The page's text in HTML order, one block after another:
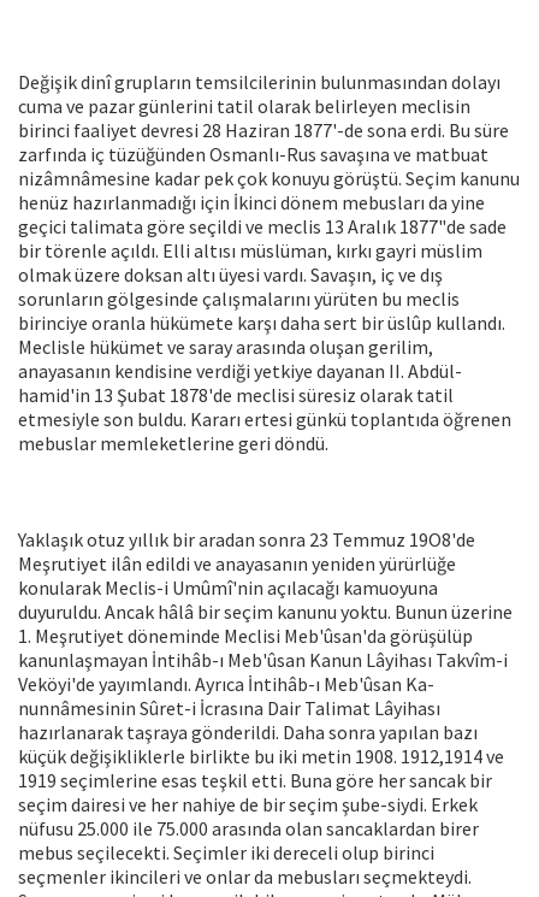
Değişik dinî grupların temsilcilerinin bulunmasından dolayı
cuma ve pazar günlerini tatil olarak belirleyen meclisin
birinci faaliyet devresi 28 Haziran 1877'-de sona erdi. Bu süre
zarfında iç tüzüğün­den Osmanlı-Rus savaşına ve matbuat
nizâmnâmesine kadar pek çok konuyu görüştü. Seçim kanunu
henüz hazırlan­madığı için İkinci dönem mebusları da yi­ne
geçici talimata göre seçildi ve meclis 13 Aralık 1877"de sade
bir törenle açıldı. Elli altısı müslüman, kırkı gayri müslim
olmak üzere doksan altı üyesi vardı. Sa­vaşın, iç ve dış
sorunların gölgesinde ça­lışmalarını yürüten bu meclis
birinciye oranla hükümete karşı daha sert bir üs­lûp kullandı.
Meclisle hükümet ve saray arasında oluşan gerilim,
anayasanın ken­disine verdiği yetkiye dayanan II. Abdül-
hamid'in 13 Şubat 1878'de meclisi süre­siz olarak tatil
etmesiyle son buldu. Kara­rı ertesi günkü toplantıda öğrenen
me­buslar memleketlerine geri döndü.
Yaklaşık otuz yıllık bir aradan sonra 23 Temmuz 19O8'de
Meşrutiyet ilân edildi ve anayasanın yeniden yürürlüğe
konula­rak Meclis-i Umûmî'nin açılacağı kamuo­yuna
duyuruldu. Ancak hâlâ bir seçim ka­nunu yoktu. Bunun üzerine
1. Meşrutiyet döneminde Meclisi Meb'ûsan'da görüşü­lüp
kanunlaşmayan İntihâb-ı Meb'ûsan Kanun Lâyihası Takvîm-i
Veköyi'de ya­yımlandı. Ayrıca İntihâb-ı Meb'ûsan Ka­
nunnâmesinin Sûret-i İcrasına Dair Tali­mat Lâyihası
hazırlanarak taşraya gönde­rildi. Daha sonra yapılan bazı
küçük de­ğişikliklerle birlikte bu iki metin 1908. 1912,1914 ve
1919 seçimlerine esas teş­kil etti. Buna göre her sancak bir
seçim dairesi ve her nahiye de bir seçim şube-siydi. Erkek
nüfusu 25.000 ile 75.000 arasında olan sancaklardan birer
mebus seçilecekti. Seçimler iki dereceli olup bi­rinci
seçmenler ikincileri ve onlar da me­busları seçmekteydi.